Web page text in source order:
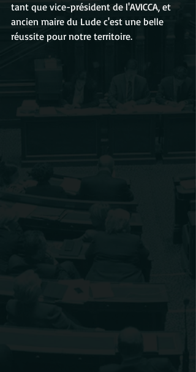
tant que vice-président de l'AVICCA, et
ancien maire du Lude c'est une belle
réussite pour notre territoire.